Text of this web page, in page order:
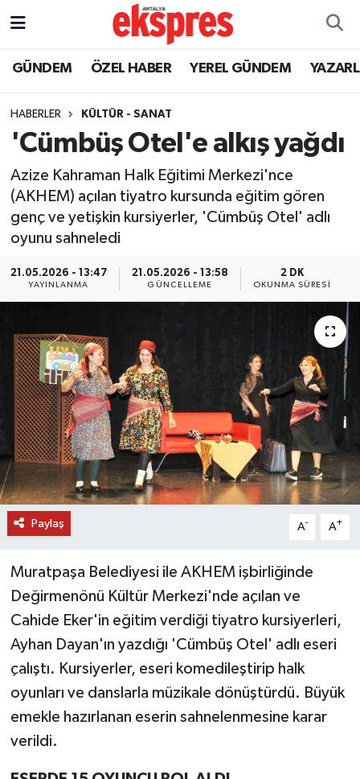
GÜNDEM ÖZEL HABER YEREL GÜNDEM
HABERLER KÜLTÜR - SANAT
'Cümbüş Otel'e alkış yağdı
Azize Kahraman Halk Eğitimi Merkezi'nce
(AKHEM) açılan tiyatro kursunda eğitim gören
genç ve yetişkin kursiyerler, 'Cümbüş Otel' adlı
oyunu sahneledi
21.05.2026 - 13:47
YAYINLANMA
21.05.2026 - 13:58
GÜNCELLEME
2 DK
OKUNMA SÜRESI
Paylaş A- A+
Muratpaşa Belediyesi ile AKHEM işbirliğinde
Değirmenönü Kültür Merkezi'nde açılan ve
Cahide Eker'in eğitim verdiği tiyatro kursiyerleri,
Ayhan Dayan'ın yazdığı 'Cümbüş Otel' adlı eseri
çalıştı. Kursiyerler, eseri komedileştirip halk
oyunları ve danslarla müzikale dönüştürdü. Büyük
emekle hazırlanan eserin sahnelenmesine karar
verildi.
ÖZEL HABER
YEREL GÜNDEM
EKONOMİ
KÜLTÜR - SANAT
SPOR
SAĞLIK
DÜNYA
EĞİTİM
TURİZM
RÖPORTAJ
YAZARLAR
RESMİ İLAN
MAGAZİN
Nöbetçi Eczaneler
Trafik Durumu
Süper Lig Puan Durumu ve Fikstür
Tüm Manşetler
Son Dakika Haberleri